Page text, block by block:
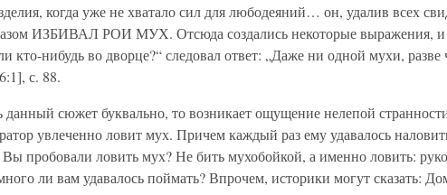
когда уже не хватало сил для любодеяний… он, удалив всех
ИЗБИВАЛ РОИ МУХ. Отсюда создались некоторые выражения, и
кто-нибудь во дворце?“ следовал ответ: „Даже ни одной мухи, разве
с. 88.
сюжет буквально, то возникает ощущение нелепой
увлеченно ловит мух. Причем каждый раз ему удавалось
ловить мух? Не бить мухобойкой, а именно ловить:
ли вам удавалось поймать? Впрочем, историки могут сказать: